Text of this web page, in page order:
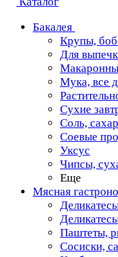
Бакалея
Крупы,
Для
Мука, все
Сухие
Соль, сахар
Соевые
Уксус
Чипсы,
Еще
Мясная
Паштеты,
Сосиски,